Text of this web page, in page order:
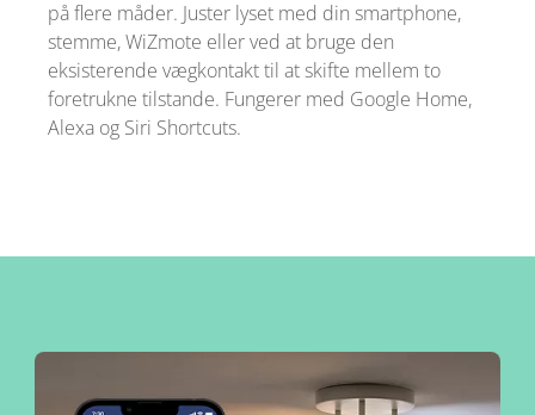
på flere måder. Juster lyset med din smartphone,
stemme, WiZmote eller ved at bruge den
eksisterende vægkontakt til at skifte mellem to
foretrukne tilstande. Fungerer med Google Home,
Alexa og Siri Shortcuts.